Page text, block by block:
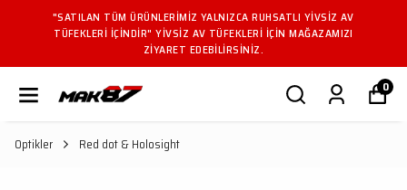
"SATILAN TÜM ÜRÜNLERIMIZ YALNIZCA RUHSATLI YIVSIZ AV
TÜFEKLERI IÇINDIR" YIVSIZ AV TÜFEKLERI IÇIN MAĞAZAMIZI
ZIYARET EDEBILIRSINIZ.
0
Optikler Red dot & Holosight